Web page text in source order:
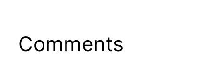
Comments